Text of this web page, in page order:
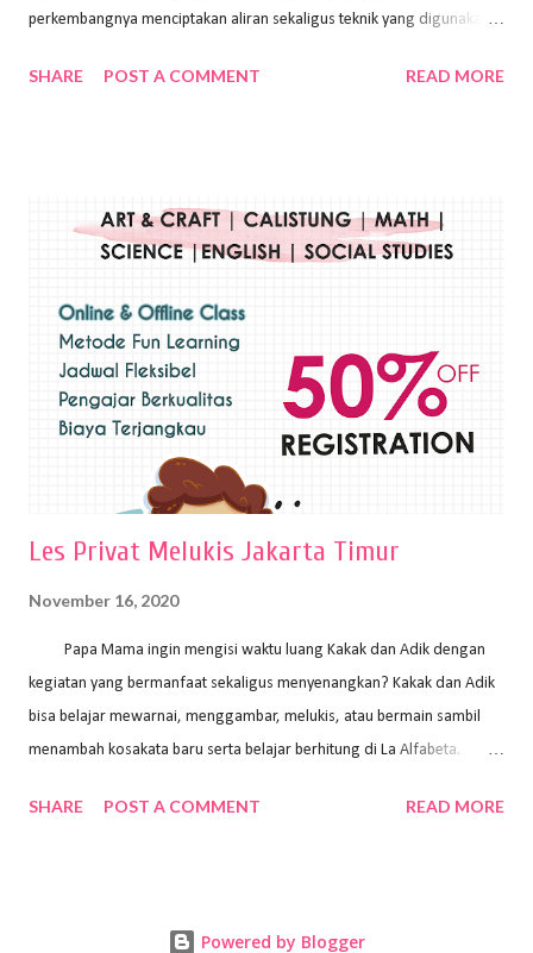
perkembangnya menciptakan aliran sekaligus teknik yang digunakan.
Wayan Kun Adnyana, teknik yang berbeda tentunya akan
menggunakan bahan dasar cat air, cat akrilik, atau cat minyak dengan
sapuan warna cat yang tebal. Dengan memberikan sapuan warna
pelukis untuk menghasilkan lukisan yang mempesona dan tentunya
bernilai tinggi. Ciri teknik plakat Ciri-ciri teknik plakat, yaitu: Sapuan
warna yang kental dan tebal. Hasil lukisan menutupi seluruh bagian
medianya Mem...
SHARE POST A COMMENT READ MORE
Les Privat Melukis Jakarta Timur
November 16, 2020
Papa Mama ingin mengisi waktu luang Kakak dan Adik dengan
kegiatan yang bermanfaat sekaligus menyenangkan? Kakak dan Adik
bisa belajar mewarnai, menggambar, melukis, atau bermain sambil
menambah kosakata baru serta belajar berhitung di La Alfabeta.
kok untuk mengajar dengan metode yang fun, La Alfabeta
SHARE POST A COMMENT READ MORE
Powered by Blogger